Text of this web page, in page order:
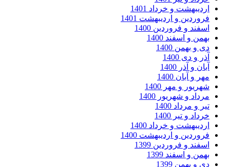
و خرداد 1401
و اردیبهشت 1401
و فروردین 1400
و اسفند 1400
و بهمن 1400
و دی 1400
و آذر 1400
و آبان 1400
و مهر 1400
و شهریور 1400
و مرداد 1400
و تیر 1400
و خرداد 1400
و اردیبهشت 1400
و فروردین 1399
و اسفند 1399
و بهمن 1399